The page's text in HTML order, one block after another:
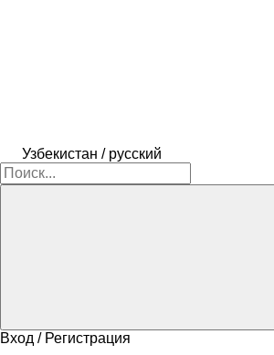
Узбекистан / русский
Вход / Регистрация